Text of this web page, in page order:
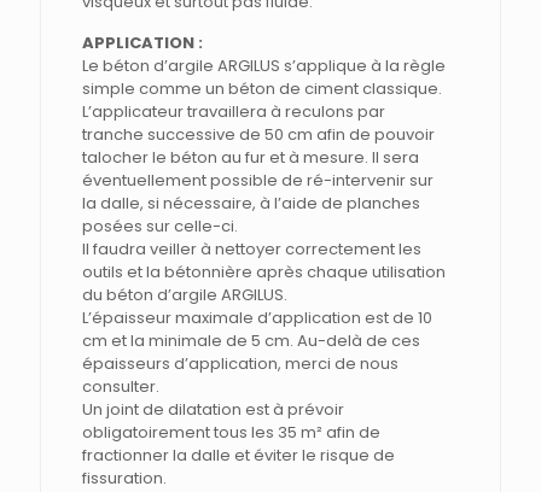
APPLICATION :
Le béton d’argile ARGILUS s’applique à la règle
simple comme un béton de ciment classique.
L’applicateur travaillera à reculons par
tranche successive de 50 cm afin de pouvoir
talocher le béton au fur et à mesure. Il sera
éventuellement possible de ré-intervenir sur
la dalle, si nécessaire, à l’aide de planches
posées sur celle-ci.
Il faudra veiller à nettoyer correctement les
outils et la bétonnière après chaque utilisation
du béton d’argile ARGILUS.
L’épaisseur maximale d’application est de 10
cm et la minimale de 5 cm. Au-delà de ces
épaisseurs d’application, merci de nous
consulter.
Un joint de dilatation est à prévoir
obligatoirement tous les 35 m² afin de
fractionner la dalle et éviter le risque de
fissuration.